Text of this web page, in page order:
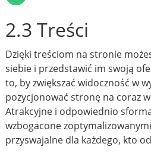
2.3 Treści
Dzięki treściom na stronie
siebie i przedstawić im swoją
to, by zwiększać widoczność w
pozycjonować stronę na coraz
Atrakcyjne i odpowiednio
wzbogacone
przyswajalne dla każdego, kto